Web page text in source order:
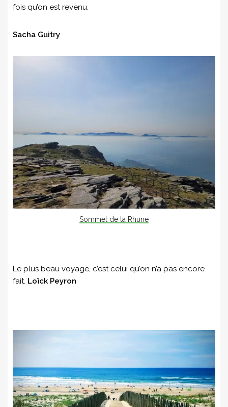
fois qu’on est revenu.
Sacha Guitry
Sommet de la Rhune
Le plus beau voyage, c’est celui qu’on n’a pas encore
fait. Loïck Peyron